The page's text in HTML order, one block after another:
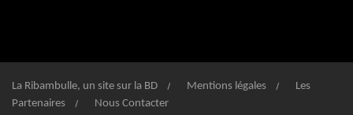
La Ribambulle, un site sur la BD Mentions légales
Les
Partenaires
Nous Contacter